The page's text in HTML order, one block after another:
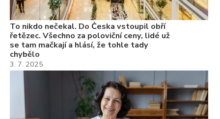
To nikdo nečekal. Do Česka vstoupil obří
řetězec. Všechno za poloviční ceny, lidé už
se tam mačkají a hlásí, že tohle tady
chybělo
3. 7. 2025